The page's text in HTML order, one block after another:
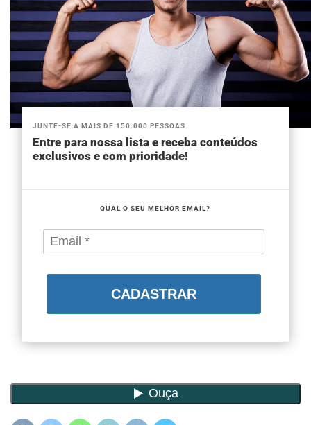
JUNTE-SE A MAIS DE 150.000 PESSOAS
Entre para nossa lista e receba conteúdos
exclusivos e com prioridade!
QUAL O SEU MELHOR EMAIL?
CADASTRAR